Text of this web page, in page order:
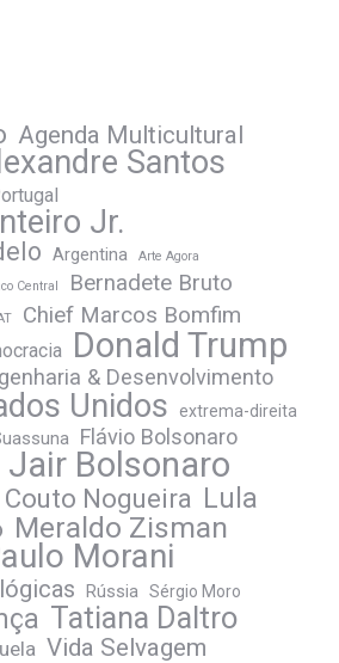
Agenda Multicultural
Santos
Jr.
Argentina Arte Agora
Central Bernadete Bruto
Chief Marcos Bomfim
Donald Trump
& Desenvolvimento
Unidos extrema-direita
Flávio Bolsonaro
Jair Bolsonaro
Nogueira Lula
Meraldo Zisman
Morani
Rússia Sérgio Moro
Tatiana Daltro
Vida Selvagem